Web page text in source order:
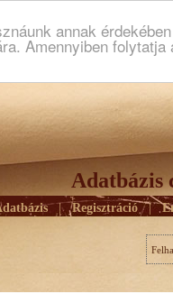
annak
Amennyiben
Adatbázis
| Regisztráció |